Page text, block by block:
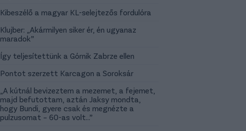
Kibeszélő a magyar KL-selejtezős fordulóra
Klujber: „Akármilyen siker ér, én ugyanaz
maradok”
Így teljesítettünk a Górnik Zabrze ellen
Pontot szerzett Karcagon a Soroksár
„A kútnál bevizeztem a mezemet, a fejemet,
majd befutottam, aztán Jaksy mondta,
hogy Bundi, gyere csak és megnézte a
pulzusomat – 60-as volt…”